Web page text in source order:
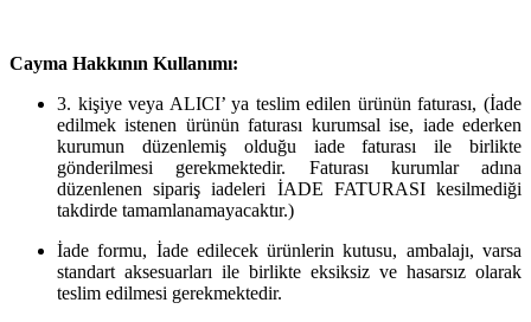
Cayma Hakkının Kullanımı:
3. kişiye veya ALICI’ ya teslim edilen ürünün faturası, (İade
edilmek istenen ürünün faturası kurumsal ise, iade ederken
kurumun düzenlemiş olduğu iade faturası ile birlikte
gönderilmesi gerekmektedir. Faturası kurumlar adına
düzenlenen sipariş iadeleri İADE FATURASI kesilmediği
takdirde tamamlanamayacaktır.)
İade formu, İade edilecek ürünlerin kutusu, ambalajı, varsa
standart aksesuarları ile birlikte eksiksiz ve hasarsız olarak
teslim edilmesi gerekmektedir.